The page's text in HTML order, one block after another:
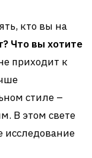
кто вы на
Что вы хотите
приходит к
стиле –
В этом свете
исследование